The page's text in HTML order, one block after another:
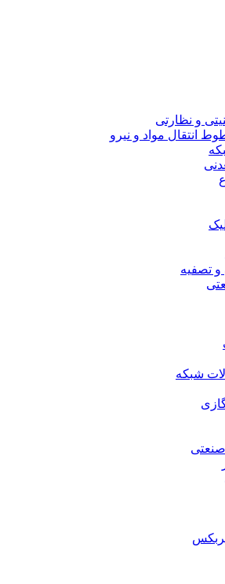
و نظارتی
انتقال مواد و نیرو
و تصفیه
شبکه
صنعتی